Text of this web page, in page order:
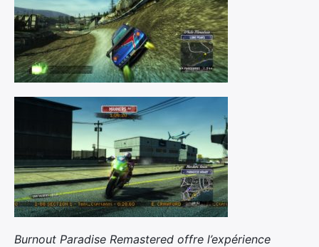
Burnout Paradise Remastered offre l’expérience